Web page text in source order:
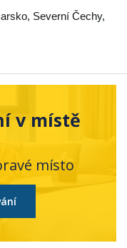
, Severní Čechy,
v místě
místo